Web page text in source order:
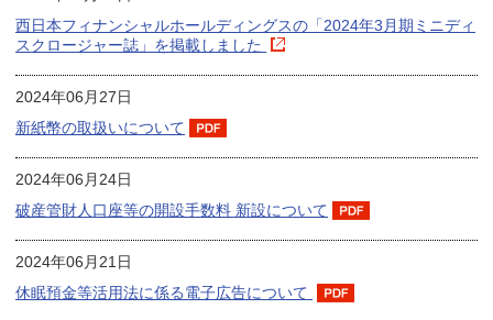
西日本フィナンシャルホールディングスの「2024年3月期ミニディ
スクロージャー誌」を掲載しました
2024年06月27日
新紙幣の取扱いについて
2024年06月24日
破産管財人口座等の開設手数料 新設について
2024年06月21日
休眠預金等活用法に係る電子広告について